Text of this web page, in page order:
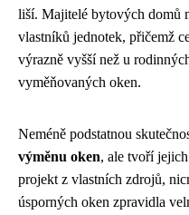
liší. Majitelé bytových domů
vlastníků jednotek, přičemž
výrazně vyšší než u
vyměňovaných oken.
Neméně podstatnou
výměnu oken, ale tvoří
projekt z vlastních zdrojů,
úsporných oken zpravidla